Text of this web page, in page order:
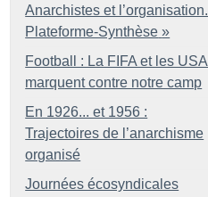
Anarchistes et l’organisation.
Plateforme-Synthèse »
Football : La FIFA et les USA
marquent contre notre camp
En 1926... et 1956 :
Trajectoires de l’anarchisme
organisé
Journées écosyndicales